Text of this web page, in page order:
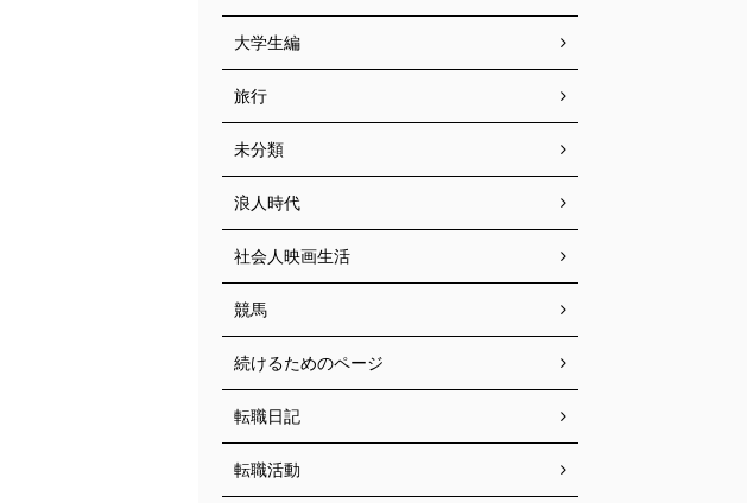
大学生編
旅行
未分類
浪人時代
社会人映画生活
競馬
続けるためのページ
転職日記
転職活動